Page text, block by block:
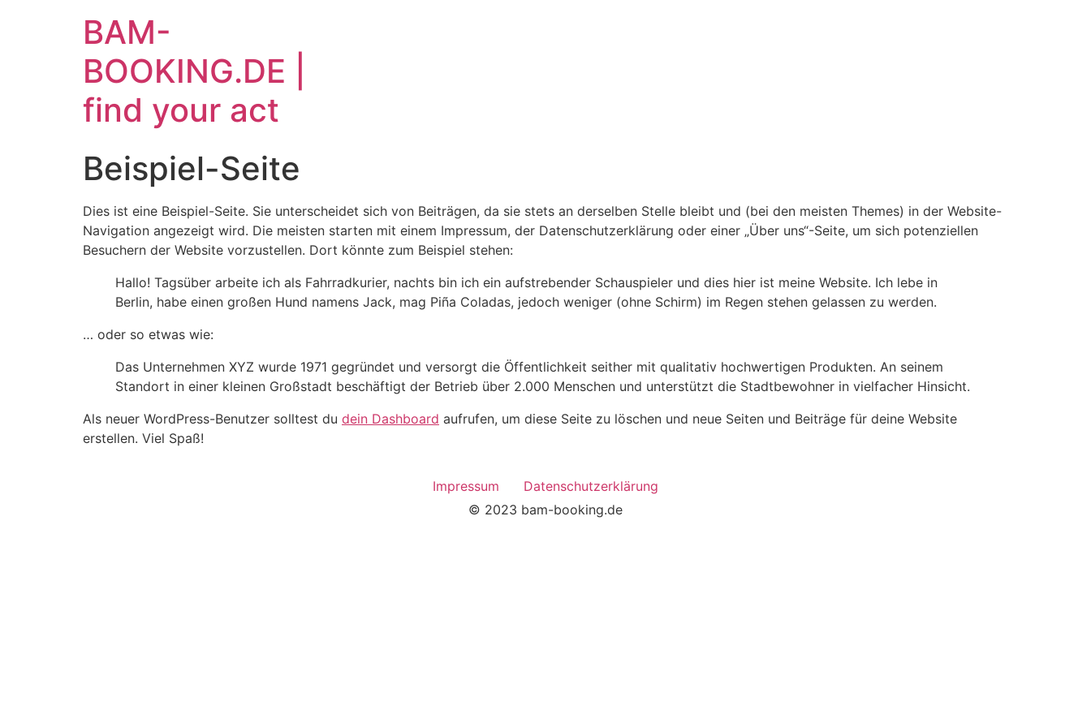
BAM-
BOOKING.DE |
find your act
Beispiel-Seite
Dies ist eine Beispiel-Seite. Sie unterscheidet sich von Beiträgen, da sie stets an derselben Stelle bleibt und (bei den meisten Themes) in der Website-
Navigation angezeigt wird. Die meisten starten mit einem Impressum, der Datenschutzerklärung oder einer „Über uns“-Seite, um sich potenziellen
Besuchern der Website vorzustellen. Dort könnte zum Beispiel stehen:
Hallo! Tagsüber arbeite ich als Fahrradkurier, nachts bin ich ein aufstrebender Schauspieler und dies hier ist meine Website. Ich lebe in
Berlin, habe einen großen Hund namens Jack, mag Piña Coladas, jedoch weniger (ohne Schirm) im Regen stehen gelassen zu werden.
… oder so etwas wie:
Das Unternehmen XYZ wurde 1971 gegründet und versorgt die Öffentlichkeit seither mit qualitativ hochwertigen Produkten. An seinem
Standort in einer kleinen Großstadt beschäftigt der Betrieb über 2.000 Menschen und unterstützt die Stadtbewohner in vielfacher Hinsicht.
Als neuer WordPress-Benutzer solltest du dein Dashboard aufrufen, um diese Seite zu löschen und neue Seiten und Beiträge für deine Website
erstellen. Viel Spaß!
Impressum
Datenschutzerklärung
© 2023 bam-booking.de